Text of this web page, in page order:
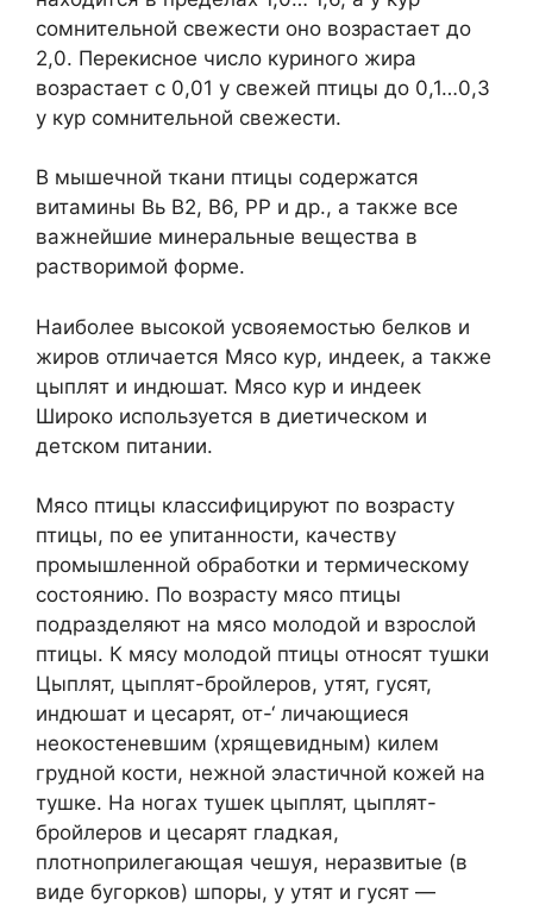
сомнительной свежести оно возрастает до
2,0. Перекисное число куриного жира
возрастает с 0,01 у свежей птицы до 0,1…0,3
у кур сомнительной свежести.
В мышечной ткани птицы содержатся
витамины Вь В2, В6, РР и др., а также все
важнейшие минеральные вещества в
растворимой форме.
Наиболее высокой усвояемостью белков и
жиров отличается Мясо кур, индеек, а также
цыплят и индюшат. Мясо кур и индеек
Широко используется в диетическом и
детском питании.
Мясо птицы классифицируют по возрасту
птицы, по ее упитанности, качеству
промышленной обработки и термическому
состоянию. По возрасту мясо птицы
подразделяют на мясо молодой и взрослой
птицы. К мясу молодой птицы относят тушки
Цыплят, цыплят-бройлеров, утят, гусят,
индюшат и цесарят, от-‘ личающиеся
неокостеневшим (хрящевидным) килем
грудной кости, нежной эластичной кожей на
тушке. На ногах тушек цыплят, цыплят-
бройлеров и цесарят гладкая,
плотноприлегающая чешуя, неразвитые (в
виде бугорков) шпоры, у утят и гусят —